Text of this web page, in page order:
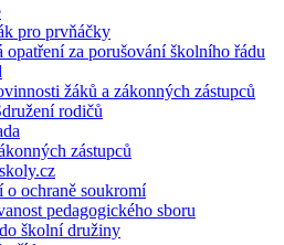
pro prvňáčky
opatření za porušování školního řádu
žáků a zákonných zástupců
rodičů
zástupců
o ochraně soukromí
pedagogického sboru
školní družiny